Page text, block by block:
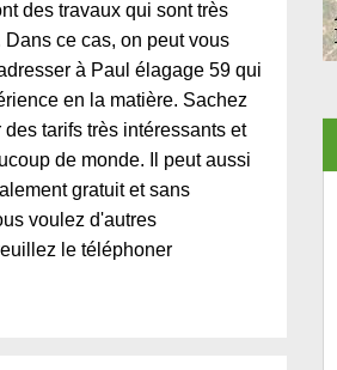
des travaux qui sont très
ce cas, on peut vous
à Paul élagage 59 qui
en la matière. Sachez
tarifs très intéressants et
de monde. Il peut aussi
gratuit et sans
voulez d'autres
le téléphoner